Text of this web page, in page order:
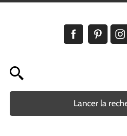
Lancer la